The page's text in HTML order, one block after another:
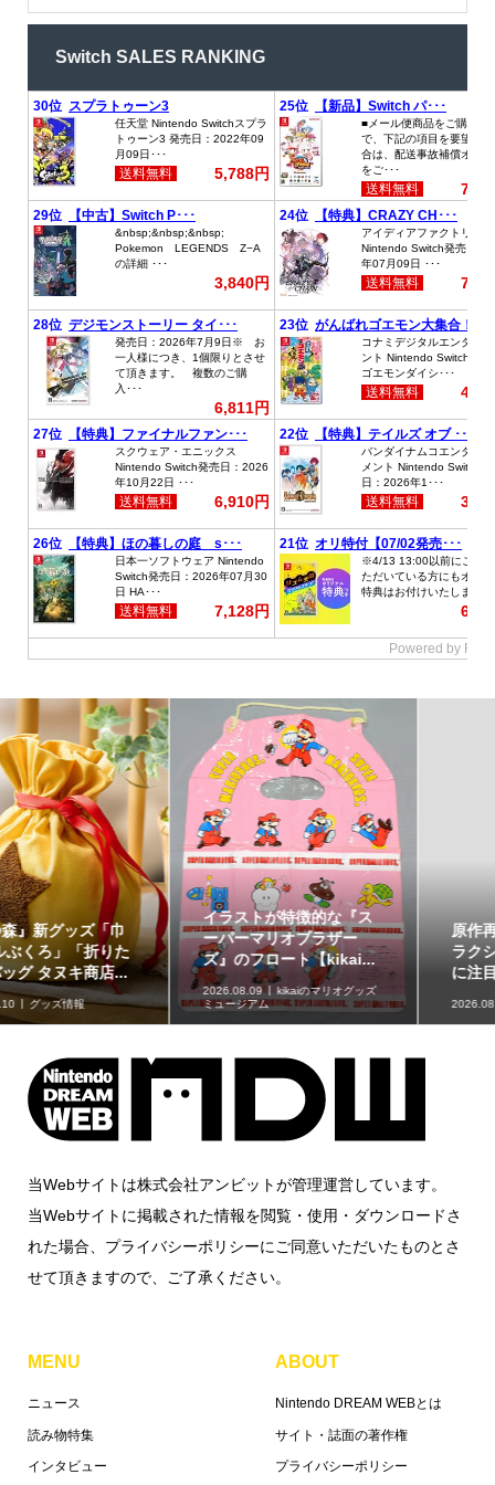
Switch SALES RANKING
イラストが特徴的な『ス
ーパーマリオブラザー
ズ』のフロート【kikai...
2026.08.09
kikaiのマリオグッズ
ミュージアム
原作再現がスゴい「ギャ
ラクシーコート」の細部
に注目！元ネタも合わ...
2026.08.09 企画記事
当Webサイトは株式会社アンビットが管理運営しています。
当Webサイトに掲載された情報を閲覧・使用・ダウンロードさ
れた場合、プライバシーポリシーにご同意いただいたものとさ
せて頂きますので、ご了承ください。
MENU
ニュース
読み物特集
インタビュー
ABOUT
Nintendo DREAM WEBとは
サイト・誌面の著作権
プライバシーポリシー